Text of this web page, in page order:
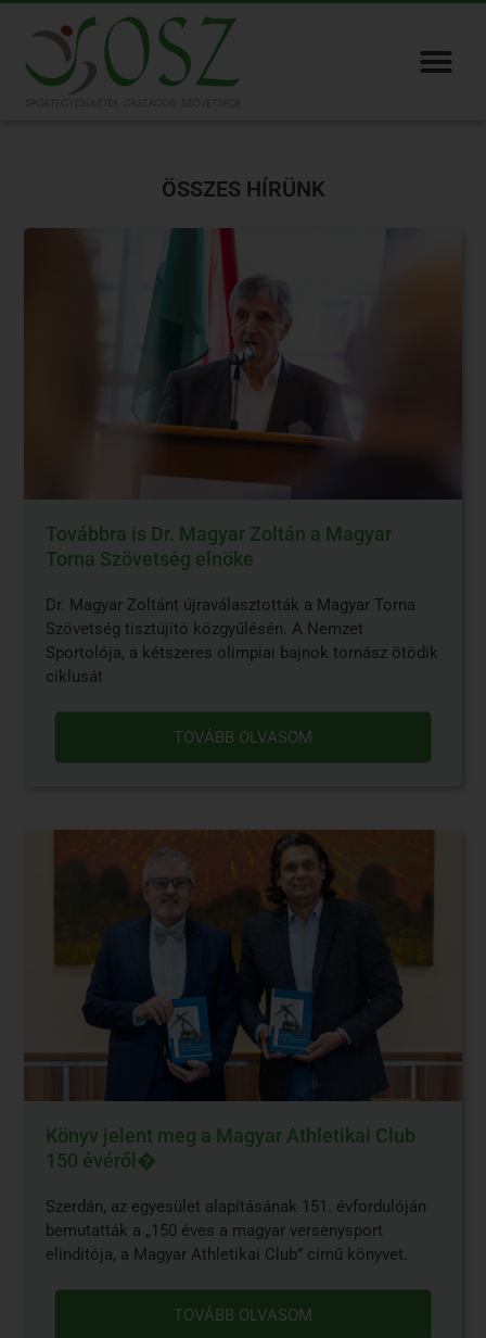
ÖSSZES HÍRÜNK
Továbbra is Dr. Magyar Zoltán a Magyar
Torna Szövetség elnöke
Dr. Magyar Zoltánt újraválasztották a Magyar Torna
Szövetség tisztújító közgyűlésén. A Nemzet
Sportolója, a kétszeres olimpiai bajnok tornász ötödik
ciklusát
TOVÁBB OLVASOM
Könyv jelent meg a Magyar Athletikai Club
150 évéről�
Szerdán, az egyesület alapításának 151. évfordulóján
bemutatták a „150 éves a magyar versenysport
elindítója, a Magyar Athletikai Club” című könyvet.
TOVÁBB OLVASOM